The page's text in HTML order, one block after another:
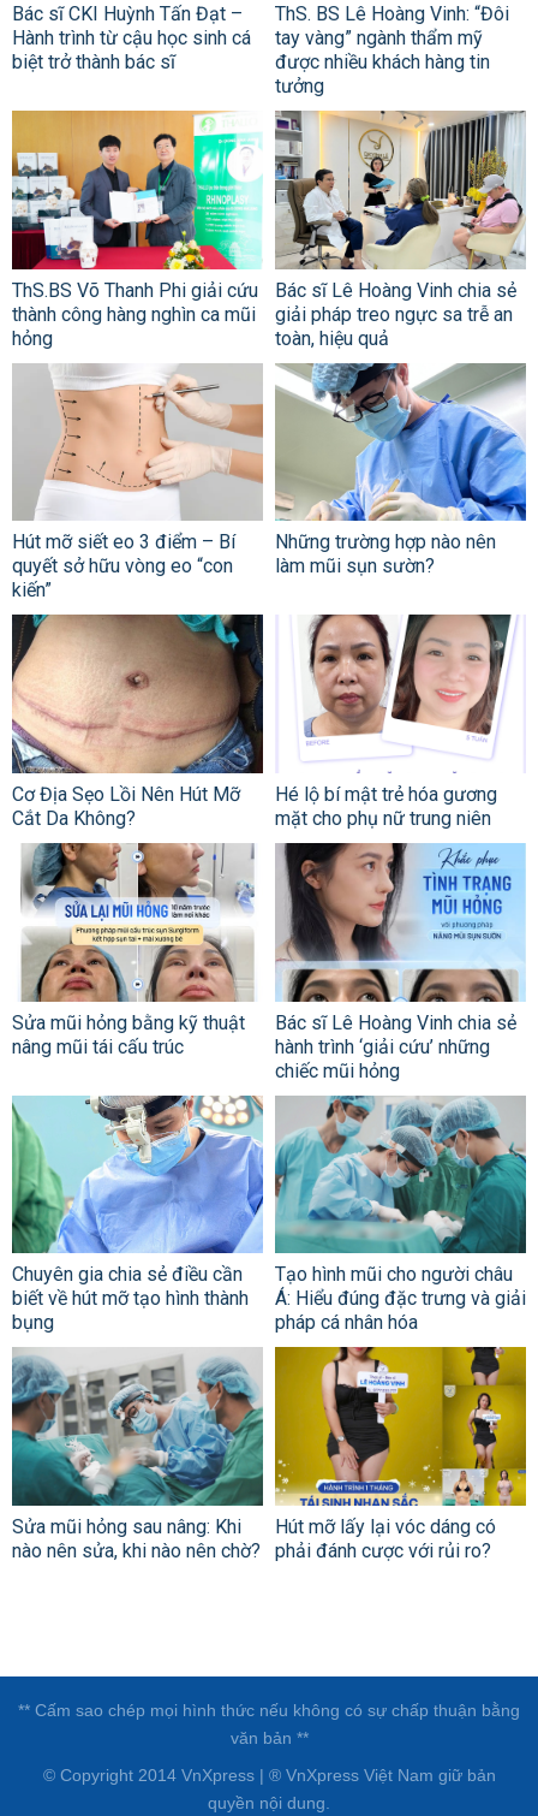
Bác sĩ CKI Huỳnh Tấn Đạt –
Hành trình từ cậu học sinh cá
biệt trở thành bác sĩ
ThS. BS Lê Hoàng Vinh: “Đôi
tay vàng” ngành thẩm mỹ
được nhiều khách hàng tin
tưởng
ThS.BS Võ Thanh Phi giải cứu
thành công hàng nghìn ca mũi
hỏng
Bác sĩ Lê Hoàng Vinh chia sẻ
giải pháp treo ngực sa trễ an
toàn, hiệu quả
Hút mỡ siết eo 3 điểm – Bí
quyết sở hữu vòng eo “con
kiến”
Những trường hợp nào nên
làm mũi sụn sườn?
Cơ Địa Sẹo Lồi Nên Hút Mỡ
Cắt Da Không?
Hé lộ bí mật trẻ hóa gương
mặt cho phụ nữ trung niên
Sửa mũi hỏng bằng kỹ thuật
nâng mũi tái cấu trúc
Bác sĩ Lê Hoàng Vinh chia sẻ
hành trình ‘giải cứu’ những
chiếc mũi hỏng
Chuyên gia chia sẻ điều cần
biết về hút mỡ tạo hình thành
bụng
Tạo hình mũi cho người châu
Á: Hiểu đúng đặc trưng và giải
pháp cá nhân hóa
Sửa mũi hỏng sau nâng: Khi
nào nên sửa, khi nào nên chờ?
Hút mỡ lấy lại vóc dáng có
phải đánh cược với rủi ro?
** Cấm sao chép mọi hình thức nếu không có sự chấp thuận bằng
văn bản **
© Copyright 2014 VnXpress | ® VnXpress Việt Nam giữ bản
quyền nội dung.